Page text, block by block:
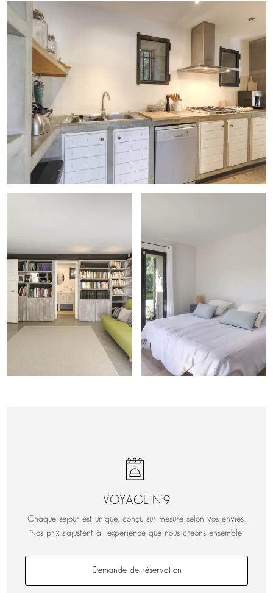
VOYAGE N°9
Chaque séjour est unique, conçu sur mesure selon vos envies.
Nos prix s’ajustent à l’expérience que nous créons ensemble.
Demande de réservation